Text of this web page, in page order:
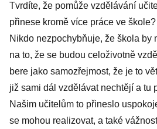
Tvrdíte, že pomůže vzdělávání
přinese kromě více práce ve škole?
Nikdo nezpochybňuje, že škola by
na to, že se budou celoživotně
bere jako samozřejmost, že je to
již sami dál vzdělávat nechtějí a tu
Našim učitelům to přineslo
se mohou realizovat, a také